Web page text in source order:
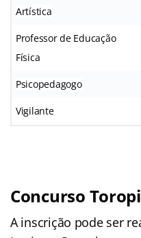
Artística
Professor de Educação
Física
Psicopedagogo
Vigilante
Concurso
A inscrição pode ser